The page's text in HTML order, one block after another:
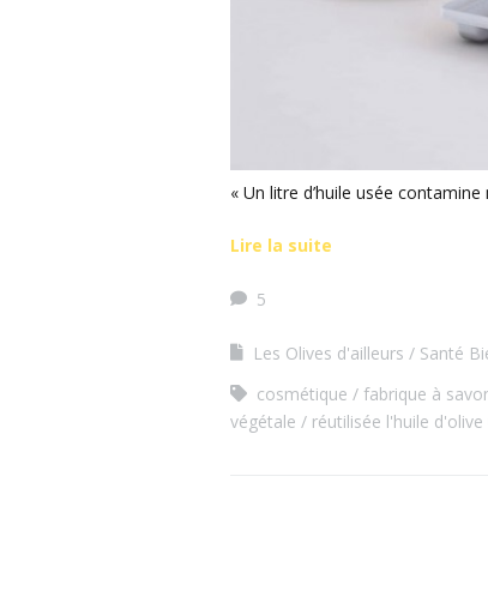
« Un litre d’huile usée
Lire la suite
5
Les Olives d'ailleurs
Santé
cosmétique
fabrique à
végétale
réutilisée l'huile d'olive